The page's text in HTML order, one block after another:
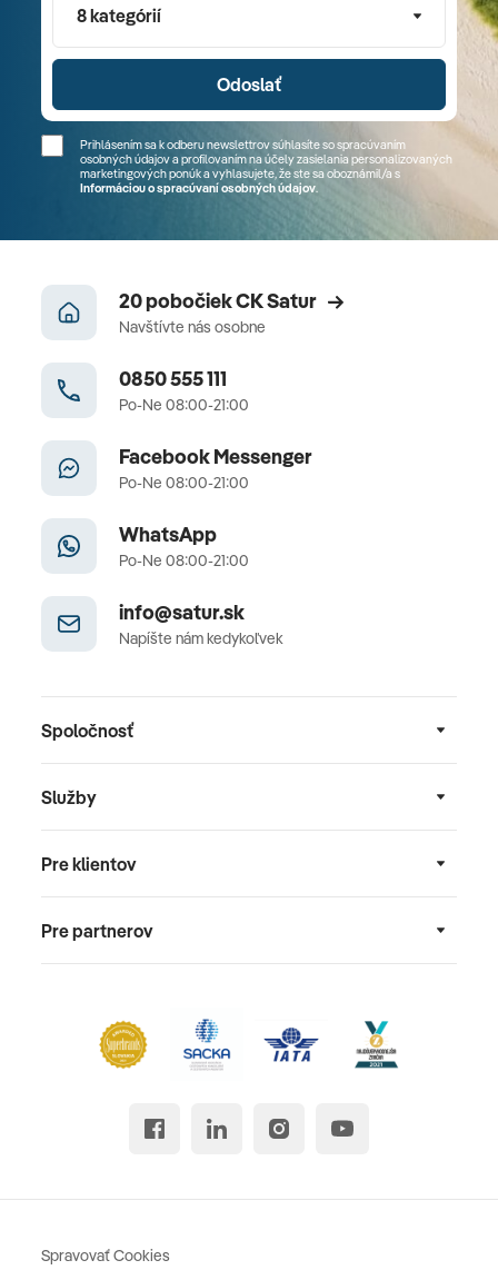
8 kategórií
Odoslať
Prihlásením sa k odberu newslettrov súhlasíte so spracúvaním
osobných údajov a profilovaním na účely zasielania personalizovaných
marketingových ponúk a vyhlasujete, že ste sa oboznámil/a s
Informáciou o spracúvaní osobných údajov.
20 pobočiek CK Satur
Navštívte nás osobne
0850 555 111
Po-Ne 08:00-21:00
Facebook Messenger
Po-Ne 08:00-21:00
WhatsApp
Po-Ne 08:00-21:00
info@satur.sk
Napíšte nám kedykoľvek
Spoločnosť
Služby
Pre klientov
Pre partnerov
Spravovať Cookies